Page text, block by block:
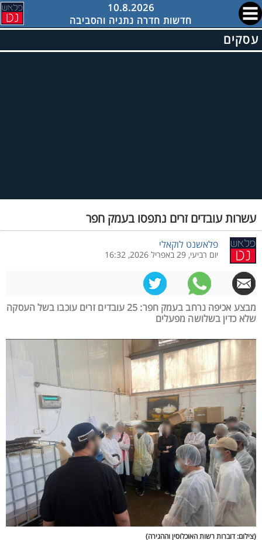
10.8.2026
חדשות חדרה נתניה והסביבה
עסקים
עשרות עובדים זרים נתפסו בעמק חפר
פלאשנט לוקאלי
יום רביעי, 29 באפריל 2026, 16:32
מבצע אכיפה נרחב בעמק חפר: 25 עובדים זרים עוכבו בשל העסקה
שלא כדין בשלושה מפעלים
(צילום: דוברות רשות האוכלוסין וההגירה)